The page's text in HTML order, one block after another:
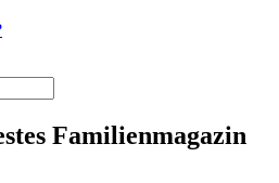
Familienmagazin